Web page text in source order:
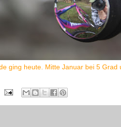
ging heute. Mitte Januar bei 5 Grad